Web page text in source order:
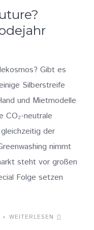
Gibt es
Silberstreife
und Mietmodelle
CO₂-neutrale
der
nimmt
steht vor großen
Folge setzen
WEITERLESEN